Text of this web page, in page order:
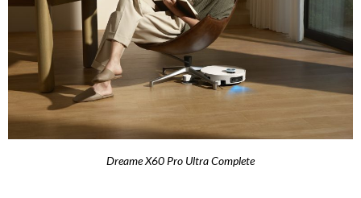
Dreame X60 Pro Ultra Complete